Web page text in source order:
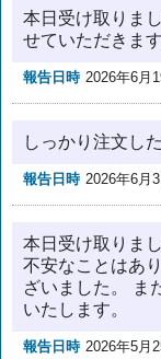
本日受け取りま
せていただきます
報告日時 2026年6月
しっかり注文し
報告日時 2026年6月
本日受け取りま
不安なことはあ
ざいました。 ま
いたします。
報告日時 2026年5月